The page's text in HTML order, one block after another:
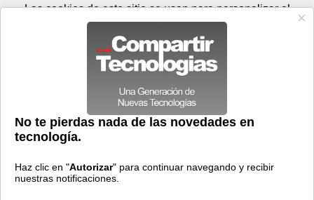
Prensa Videos
Communicados de prensa >
> Silver Spring Networks expande su
plataforma de energía inteligente para ...
Silver Spring Networks expande su plataforma de energía
inteligente para brindar soporte a los clientes de gas natural,
comercial e industrial
Jueves 06 de agosto - 23:04 Registrar Conectar
Las cookies de este sitio se usan para personalizar el
contenido y los anuncios, para ofrecer funciones de medios
sociales y para analizar el tráfico. Además, compartimos
información sobre el uso que haga del sitio web con nuestros
partners de medios sociales, de publicidad y de análisis
web.
OK